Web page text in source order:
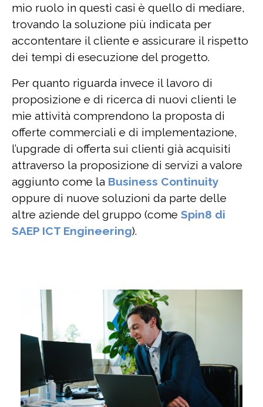
mio ruolo in questi casi è quello di mediare,
trovando la soluzione più indicata per
accontentare il cliente e assicurare il rispetto
dei tempi di esecuzione del progetto.
Per quanto riguarda invece il lavoro di
proposizione e di ricerca di nuovi clienti le
mie attività comprendono la proposta di
offerte commerciali e di implementazione,
l’upgrade di offerta sui clienti già acquisiti
attraverso la proposizione di servizi a valore
aggiunto come la Business Continuity
oppure di nuove soluzioni da parte delle
altre aziende del gruppo (come Spin8 di
SAEP ICT Engineering).